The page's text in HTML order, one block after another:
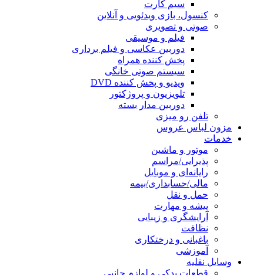
سیم کارت
کنسول، بازی‌ ویدئویی و آنلاین
صوتی و تصویری
فیلم و موسیقی
دوربین عکاسی و فیلم برداری
پخش کننده همراه
سیستم صوتی خانگی
ویدیو و پخش کننده DVD
تلویزیون و پروژکتور
دوربین مدار بسته
تلفن رو میزی
مزون لباس عروس
خدمات
موتور و ماشین
پذیرایی/مراسم
رایانه‌ای و موبایل
مالی/حسابداری/بیمه
حمل و نقل
پیشه و مهارت
آرایشگری و زیبایی
نظافت
باغبانی و درختکاری
آموزشی
وسایل نقلیه